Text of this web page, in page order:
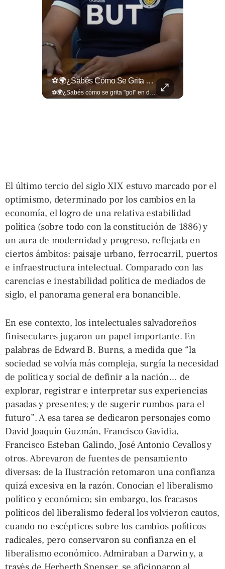
⚽🌍¿Sabés Cómo Se Grita "gol" En Distintos Rincones Del Mundo?
⚽🌍¿Sabés cómo se grita "gol" en distintos rincones del mundo? Descubrí cómo celebran la palabra más emocionante del fútbol en los países que disputan el Mundial 2026. Encuentra más en ➡️ eldiariodehoy.com #Deportes #Mundial2026
El último tercio del siglo XIX estuvo marcado por el
optimismo, determinado por los cambios en la
economía, el logro de una relativa estabilidad
política (sobre todo con la constitución de 1886) y
un aura de modernidad y progreso, reflejada en
ciertos ámbitos: paisaje urbano, ferrocarril, puertos
e infraestructura intelectual. Comparado con las
carencias e inestabilidad política de mediados de
siglo, el panorama general era bonancible.
En ese contexto, los intelectuales salvadoreños
finiseculares jugaron un papel importante. En
palabras de Edward B. Burns, a medida que “la
sociedad se volvía más compleja, surgía la necesidad
de política y social de definir a la nación… de
explorar, registrar e interpretar sus experiencias
pasadas y presentes; y de sugerir rumbos para el
futuro”. A esa tarea se dedicaron personajes como
David Joaquín Guzmán, Francisco Gavidia,
Francisco Esteban Galindo, José Antonio Cevallos y
otros. Abrevaron de fuentes de pensamiento
diversas: de la Ilustración retomaron una confianza
quizá excesiva en la razón. Conocían el liberalismo
político y económico; sin embargo, los fracasos
políticos del liberalismo federal los volvieron cautos,
cuando no escépticos sobre los cambios políticos
radicales, pero conservaron su confianza en el
liberalismo económico. Admiraban a Darwin y, a